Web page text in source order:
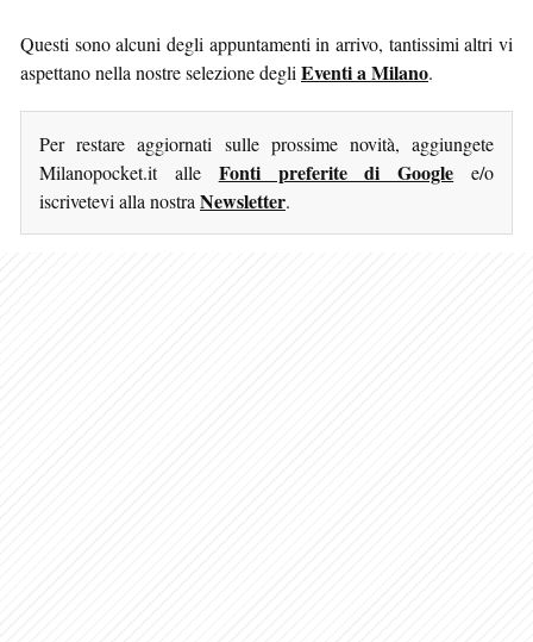
Questi sono alcuni degli appuntamenti in arrivo, tantissimi altri vi
aspettano nella nostre selezione degli Eventi a Milano.
Per restare aggiornati sulle prossime novità, aggiungete
Milanopocket.it alle Fonti preferite di Google e/o
iscrivetevi alla nostra Newsletter.